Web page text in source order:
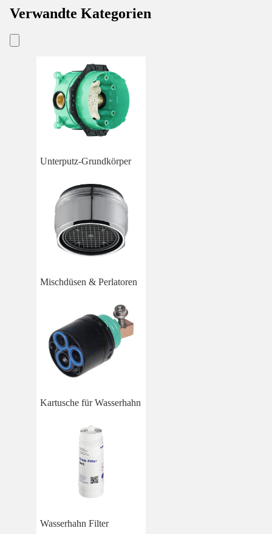
Verwandte Kategorien
Unterputz-Grundkörper
Mischdüsen & Perlatoren
Kartusche für Wasserhahn
Wasserhahn Filter